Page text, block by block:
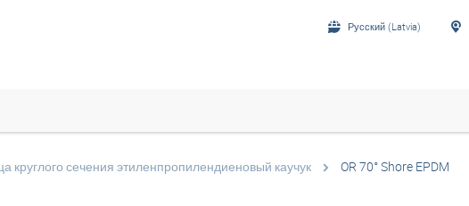
Русский (Latvia)
круглого сечения этиленпропилендиеновый каучук OR 70° Shore EPDM